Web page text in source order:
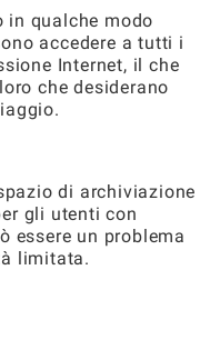
qualche modo
accedere a tutti i
Internet, il che
che desiderano
di archiviazione
gli utenti con
essere un problema
limitata.